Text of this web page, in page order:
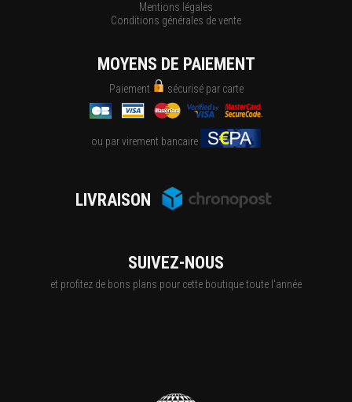
Mentions légales
Conditions générales de vente
MOYENS DE PAIEMENT
Paiement sécurisé par carte
ou par virement bancaire
LIVRAISON
SUIVEZ-NOUS
et profitez de bons plans pour cette boutique toute l'année